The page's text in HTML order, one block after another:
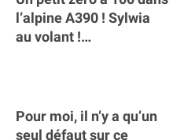
l’alpine A390 ￼! Sylwia
au volant !
Pour moi, il n’y a qu’un
seul défaut sur ce